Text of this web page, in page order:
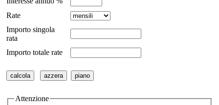
Rate
Importo singola
rata
Importo totale rate
Attenzione